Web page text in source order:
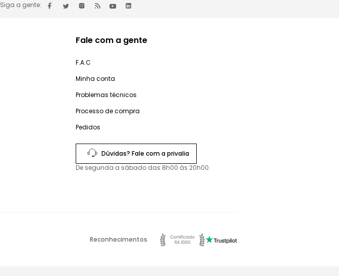
Siga a gente:
Fale com a gente
F.A.C
Minha conta
Problemas técnicos
Processo de compra
Pedidos
Dúvidas? Fale com a privalia
De segunda a sábado das 8h00 às 20h00.
Reconhecimentos